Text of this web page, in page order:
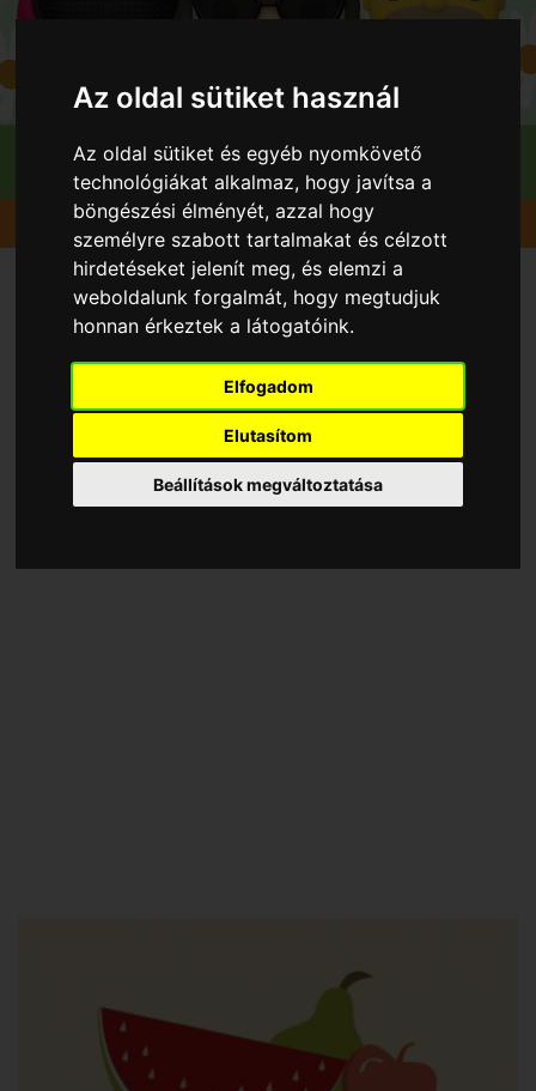
Az oldal sütiket használ
Az oldal sütiket és egyéb nyomkövető
technológiákat alkalmaz, hogy javítsa a
böngészési élményét, azzal hogy
személyre szabott tartalmakat és célzott
hirdetéseket jelenít meg, és elemzi a
weboldalunk forgalmát, hogy megtudjuk
honnan érkeztek a látogatóink.
Elfogadom
Elutasítom
Beállítások megváltoztatása
Gyümölcsök Meggy Petri